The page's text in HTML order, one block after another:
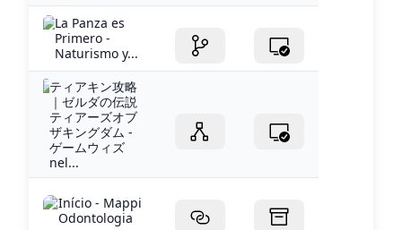
La Panza es
Primero -
Naturismo y...
ティアキン攻略
｜ゼルダの伝説
ティアーズオブ
ザキングダム -
ゲームウィズ
nel...
Início - Mappi
Odontologia